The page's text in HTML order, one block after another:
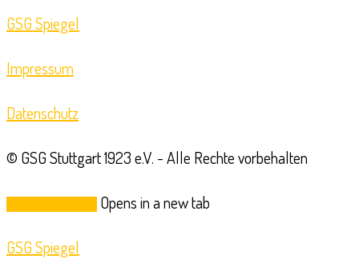
GSG Spiegel
Impressum
Datenschutz
© GSG Stuttgart 1923 e.V. - Alle Rechte vorbehalten
Opens in a new tab
GSG Spiegel